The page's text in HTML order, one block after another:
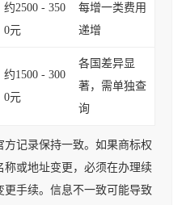
约2500 - 350
0元
每增一类费用
递增
约1500 - 300
0元
各国差异显
著，需单独查
询
记录保持一致。如果商标权
或地址变更，必须在办理续
手续。信息不一致可能导致